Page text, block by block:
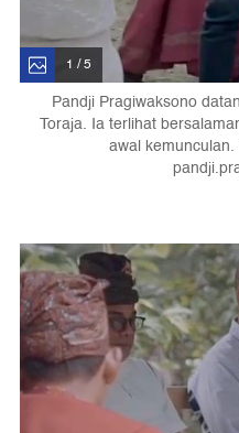
1 / 5
Pandji Pragiwaksono
Toraja. Ia terlihat
awal